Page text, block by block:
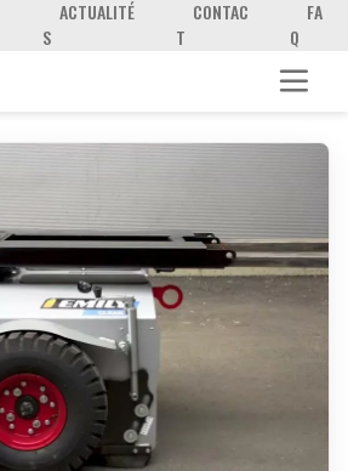
ACTUALITÉ
S
CONTAC
T
FA
Q